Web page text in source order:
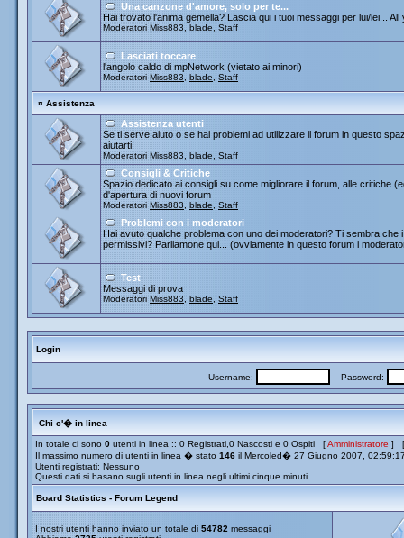
Una canzone d'amore, solo per te...
Hai trovato l'anima gemella? Lascia qui i tuoi messaggi per lui/lei...
Moderatori Miss883 blade Staff
Lasciati toccare
l'angolo caldo di mpNetwork (vietato ai minori)
Moderatori Miss883 blade Staff
¤ Assistenza
Assistenza utenti
Se ti serve aiuto o se hai problemi ad utilizzare il forum in questo
aiutarti!
Moderatori Miss883 blade Staff
Consigli & Critiche
Spazio dedicato ai consigli su come migliorare il forum, alle critiche
d'apertura di nuovi forum
Moderatori Miss883 blade Staff
Problemi con i moderatori
Hai avuto qualche problema con uno dei moderatori? Ti sembra
permissivi? Parliamone qui... (ovviamente in questo forum i
Test
Messaggi di prova
Moderatori Miss883 blade Staff
Login
Username: Password:
Chi c'� in linea
In totale ci sono 0 utenti in linea :: 0 Registrati,0 Nascosti e 0 Ospiti [Amministratore ]
Il massimo numero di utenti in linea � stato 146 il Mercoled� 27 Giugno 2007,
Utenti registrati: Nessuno
Questi dati si basano sugli utenti in linea negli ultimi cinque minuti
Board Statistics - Forum Legend
I nostri utenti hanno inviato un totale di 54782 messaggi